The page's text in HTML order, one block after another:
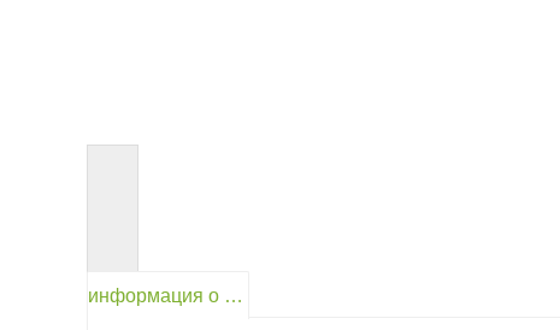
< информация о продукте